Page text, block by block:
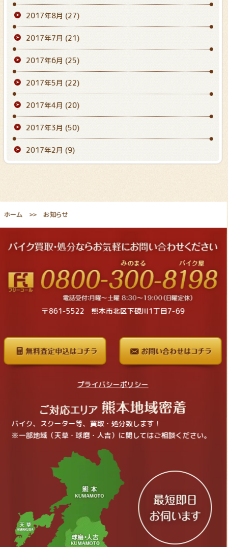
2017年8月 (27)
2017年7月 (21)
2017年6月 (25)
2017年5月 (22)
2017年4月 (20)
2017年3月 (50)
2017年2月 (9)
ホーム お知らせ
〒861-5522 熊本市北区下硯川1丁目7-69
プライバシーポリシー
バイク、スクーター等、買取・処分致します！
※一部地域（天草・球磨・人吉）に関してはご相談ください。